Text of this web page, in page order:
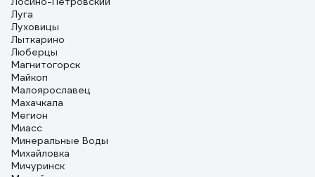
Луга
Луховицы
Лыткарино
Люберцы
Магнитогорск
Майкоп
Малоярославец
Махачкала
Мегион
Миасс
Минеральные Воды
Михайловка
Мичуринск